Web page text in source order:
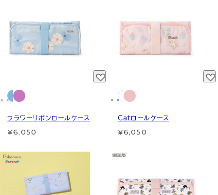
フラワーリボンロールケース
¥6,050
Catロールケース
¥6,050